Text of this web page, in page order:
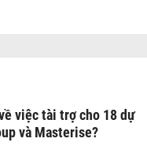
việc tài trợ cho 18 dự
và Masterise?